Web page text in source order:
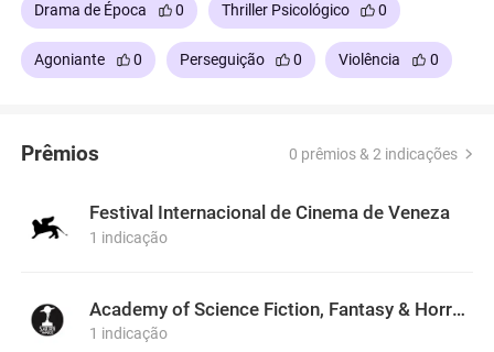
Drama de Época 0 Thriller Psicológico 0
Agoniante 0 Perseguição 0 Violência 0
Prêmios 0 prêmios & 2 indicações
Festival Internacional de Cinema de Veneza
1 indicação
Academy of Science Fiction, Fantasy & Horror Films, USA
1 indicação